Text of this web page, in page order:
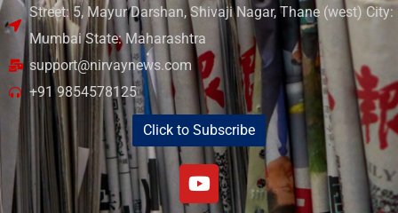
Street: 5, Mayur Darshan, Shivaji Nagar, Thane (west) City:
Mumbai State: Maharashtra
support@nirvaynews.com
+91 9854578125
Click to Subscribe